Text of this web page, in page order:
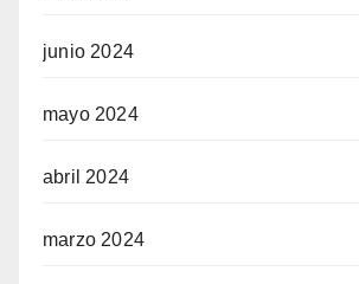
junio 2024
mayo 2024
abril 2024
marzo 2024